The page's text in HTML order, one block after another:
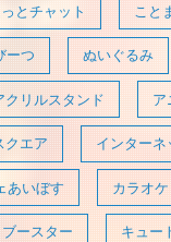
とチャット こと
ーつ ぬいぐるみ
クリルスタンド ア
クエア インターネ
あいぼす カラオケ
ースター キュー